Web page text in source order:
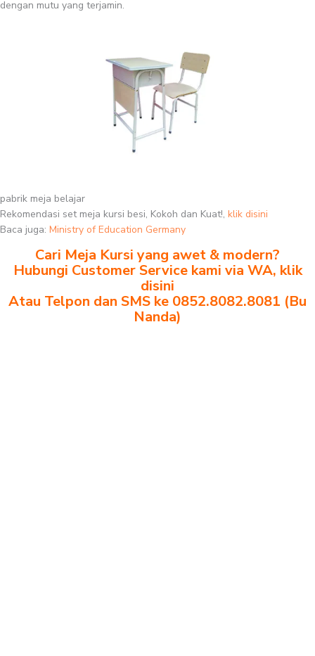
dengan mutu yang terjamin.
pabrik meja belajar
Rekomendasi set meja kursi besi, Kokoh dan Kuat!, klik disini
Baca juga: Ministry of Education Germany
Cari Meja Kursi yang awet & modern?
Hubungi Customer Service kami via WA, klik
disini
Atau Telpon dan SMS ke 0852.8082.8081 (Bu
Nanda)